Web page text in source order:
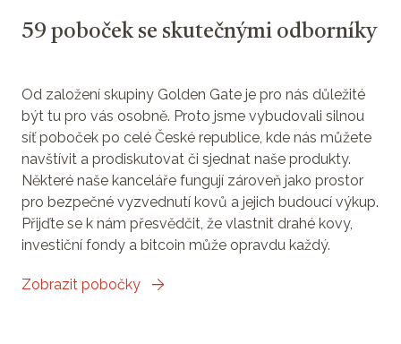
59 poboček se skutečnými odborníky
Od založení skupiny Golden Gate je pro nás důležité
být tu pro vás osobně. Proto jsme vybudovali silnou
síť poboček po celé České republice, kde nás můžete
navštívit a prodiskutovat či sjednat naše produkty.
Některé naše kanceláře fungují zároveň jako prostor
pro bezpečné vyzvednutí kovů a jejich budoucí výkup.
Přijďte se k nám přesvědčit, že vlastnit drahé kovy,
investiční fondy a bitcoin může opravdu každý.
Zobrazit pobočky